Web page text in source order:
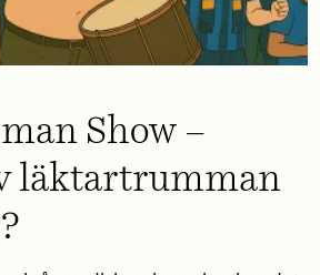
Show –
läktartrumman